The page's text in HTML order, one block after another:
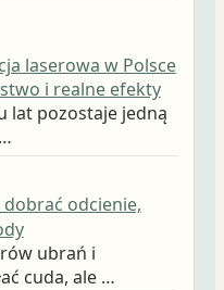
laserowa w Polsce
i realne efekty
lat pozostaje jedną
odcienie,
ubrań i
cuda, ale …